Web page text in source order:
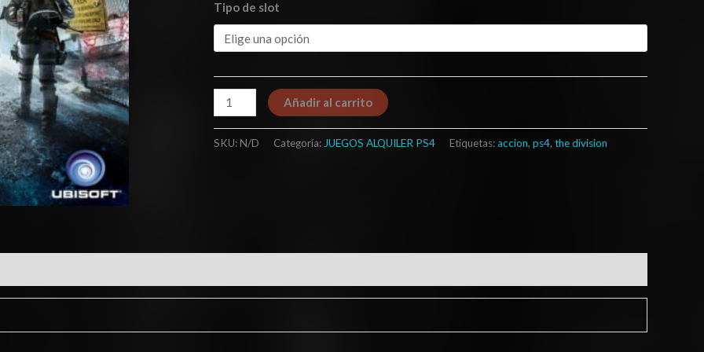
Tipo de slot
Añadir al carrito
SKU:N/D Categoría:JUEGOS ALQUILER PS4 Etiquetas:accion, ps4, the division